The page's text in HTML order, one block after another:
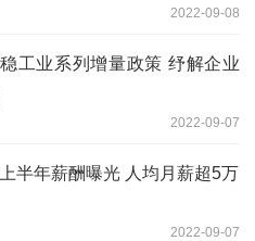
2022-09-08
工业系列增量政策 纾解企业
2022-09-07
半年薪酬曝光 人均月薪超5万
2022-09-07